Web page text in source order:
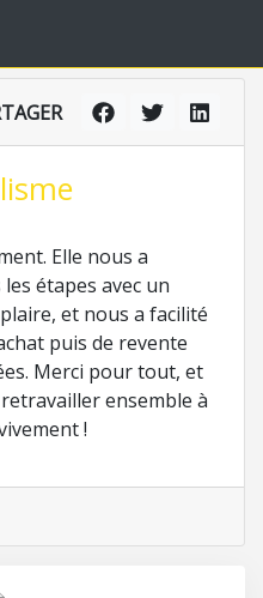
Elle nous a
étapes avec un
et nous a facilité
puis de revente
Merci pour tout, et
ensemble à
!